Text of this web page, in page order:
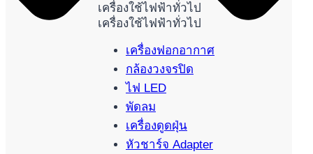
เครื่องใช้ไฟฟ้าทั่วไป
เครื่องใช้ไฟฟ้าทั่วไป
เครื่องฟอกอากาศ
กล้องวงจรปิด
ไฟ LED
พัดลม
เครื่องดูดฝุ่น
หัวชาร์จ Adapter